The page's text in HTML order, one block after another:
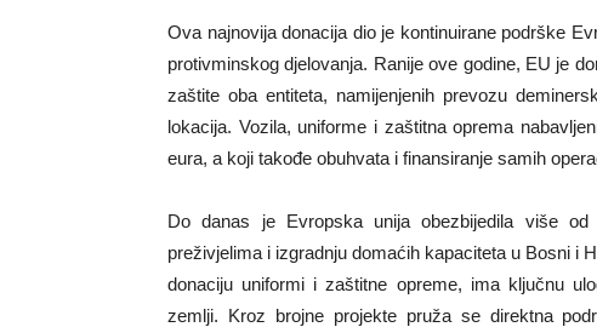
Ova najnovija donacija dio je kontinuirane podrške
protivminskog djelovanja. Ranije ove godine, EU je
zaštite oba entiteta, namijenjenih prevozu
lokacija. Vozila, uniforme i zaštitna oprema
eura, a koji takođe obuhvata i finansiranje samih
Do danas je Evropska unija obezbijedila više
preživjelima i izgradnju domaćih kapaciteta u Bosni i
donaciju uniformi i zaštitne opreme, ima ključnu
zemlji. Kroz brojne projekte pruža se direktna